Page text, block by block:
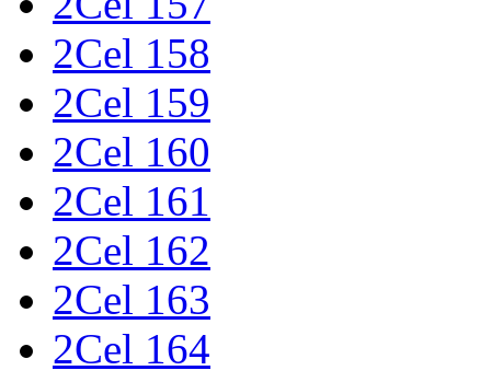
2Cel 158
2Cel 159
2Cel 160
2Cel 161
2Cel 162
2Cel 163
2Cel 164